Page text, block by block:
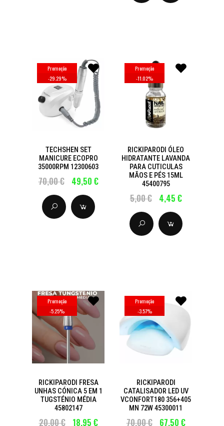
Promoção
-29.29%
TECHSHEN SET
MANICURE ECOPRO
35000RPM 12300603
70,00 € 49,50 €
Promoção
-11.02%
RICKIPARODI ÓLEO
HIDRATANTE LAVANDA
PARA CUTICULAS
MÃOS E PÉS 15ML
45400795
5,00 € 4,45 €
Promoção
-5.25%
RICKIPARODI FRESA
UNHAS CÓNICA 5 EM 1
TUGSTÉNIO MÉDIA
45802147
20,00 € 18,95 €
Promoção
-3.57%
RICKIPARODI
CATALISADOR LED UV
VCONFORT180 356+405
MN 72W 45300011
70,00 € 67,50 €